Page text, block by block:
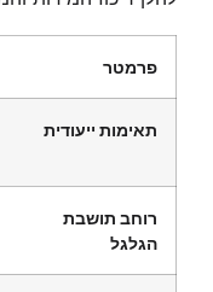
פרמטר
תאימות ייעודית
רוחב תושבת
הגלגל